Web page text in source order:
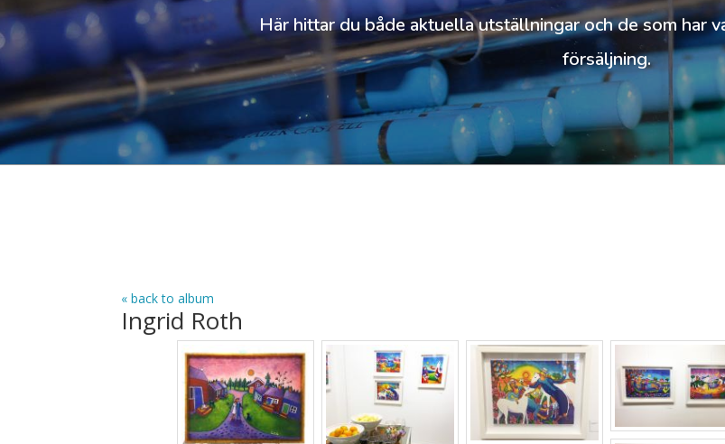
Här hittar du både aktuella utställningar och de som har
försäljning.
« back to album
Ingrid Roth